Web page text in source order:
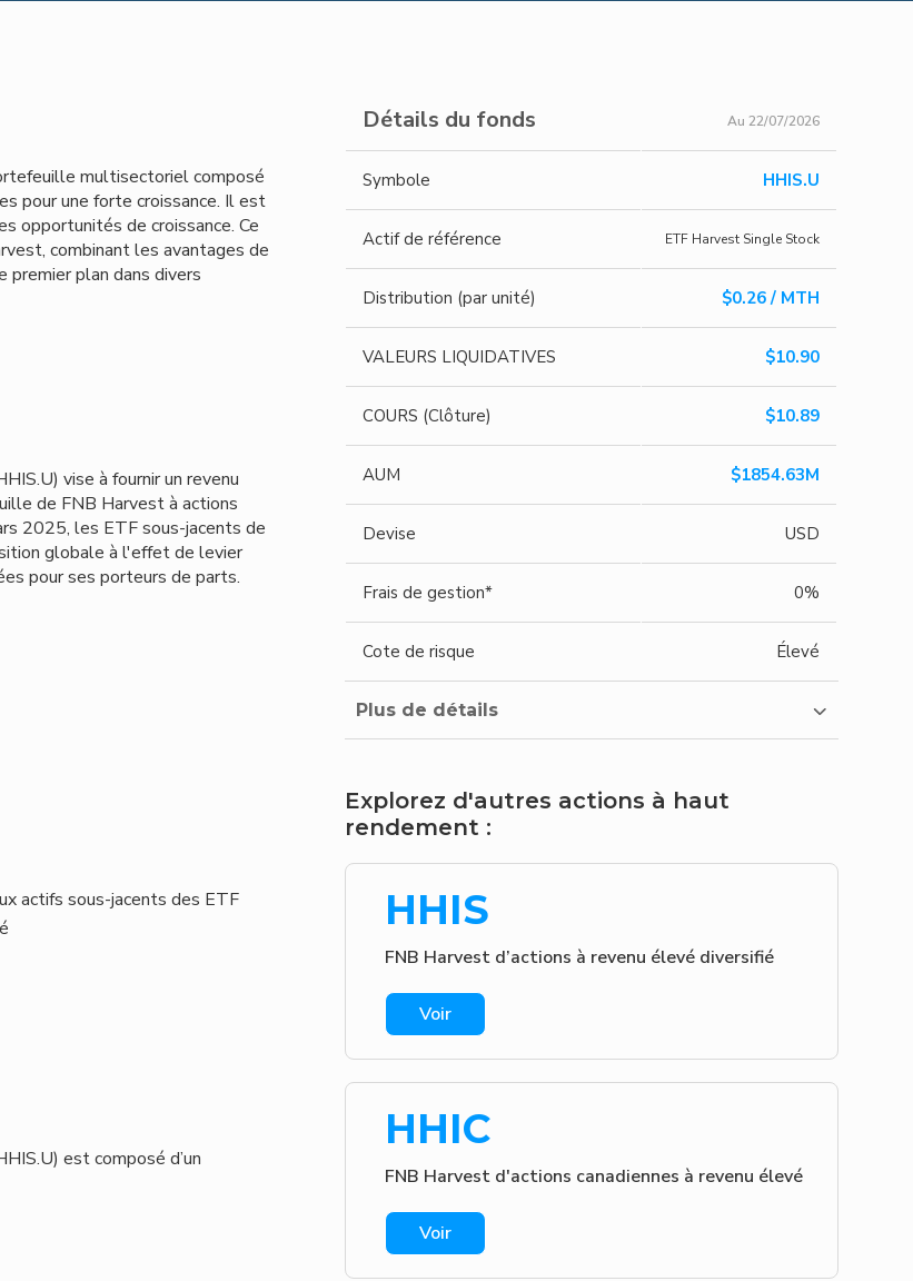
multisectoriel composé
pour une forte croissance. Il est
opportunités de croissance. Ce
combinant les avantages de
premier plan dans divers
vise à fournir un revenu
de FNB Harvest à actions
2025, les ETF sous-jacents de
globale à l'effet de levier
pour ses porteurs de parts.
actifs sous-jacents des ETF
est composé d’un
Détails du fonds Au 22/07/2026
Symbole HHIS.U
Actif de référence ETF Harvest Single Stock
Distribution (par unité) $0.26 / MTH
VALEURS LIQUIDATIVES $10.90
COURS (Clôture) $10.89
AUM $1854.63M
Devise USD
Frais de gestion* 0%
Cote de risque Élevé
Plus de détails
Explorez d'autres actions à haut
rendement :
HHIS
FNB Harvest d’actions à revenu élevé diversifié
Voir
HHIC
FNB Harvest d'actions canadiennes à revenu élevé
Voir